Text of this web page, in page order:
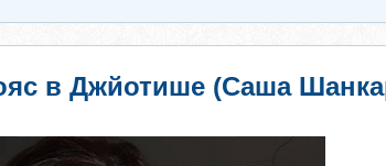
в Джйотише (Саша